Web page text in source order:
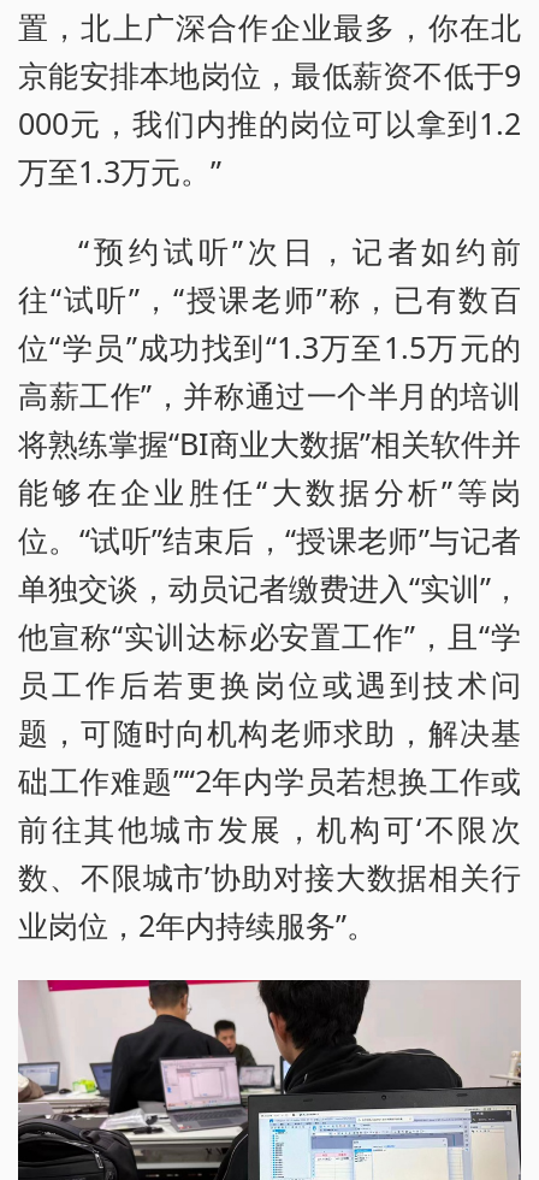
置，北上广深合作企业最多，你在北
京能安排本地岗位，最低薪资不低于9
000元，我们内推的岗位可以拿到1.2
万至1.3万元。”
“预约试听”次日，记者如约前
往“试听”，“授课老师”称，已有数百
位“学员”成功找到“1.3万至1.5万元的
高薪工作”，并称通过一个半月的培训
将熟练掌握“BI商业大数据”相关软件并
能够在企业胜任“大数据分析”等岗
位。“试听”结束后，“授课老师”与记者
单独交谈，动员记者缴费进入“实训”，
他宣称“实训达标必安置工作”，且“学
员工作后若更换岗位或遇到技术问
题，可随时向机构老师求助，解决基
础工作难题”“2年内学员若想换工作或
前往其他城市发展，机构可‘不限次
数、不限城市’协助对接大数据相关行
业岗位，2年内持续服务”。